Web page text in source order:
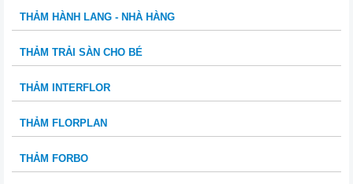
THẢM HÀNH LANG - NHÀ HÀNG
THẢM TRẢI SÀN CHO BÉ
THẢM INTERFLOR
THẢM FLORPLAN
THẢM FORBO